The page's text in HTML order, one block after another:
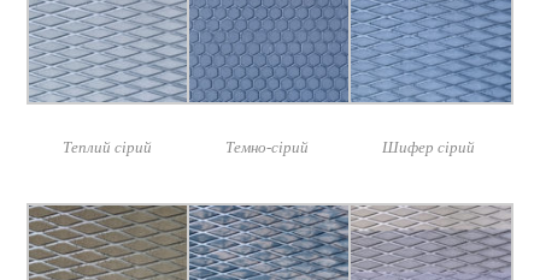
Теплий сірий Темно-сірий Шифер сірий